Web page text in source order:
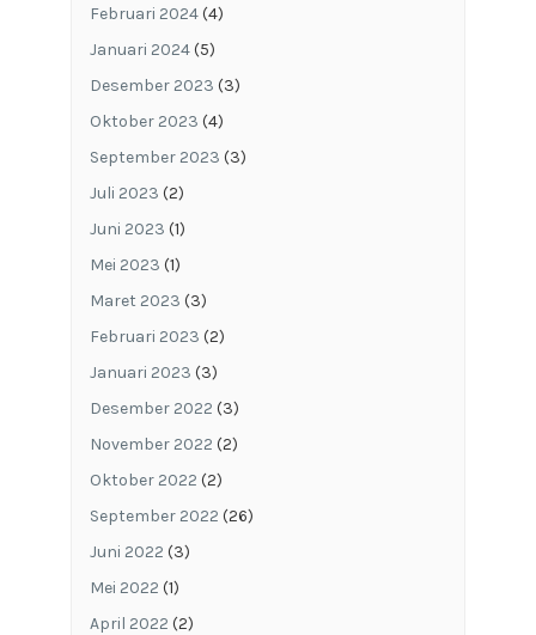
Februari 2024(4)
Januari 2024(5)
Desember 2023 (3)
Oktober 2023 (4)
September 2023 (3)
Juli 2023 (2)
Juni 2023 (1)
Mei 2023 (1)
Maret 2023 (3)
Februari 2023 (2)
Januari 2023 (3)
Desember 2022 (3)
November 2022 (2)
Oktober 2022 (2)
September 2022 (26)
Juni 2022 (3)
Mei 2022 (1)
April 2022 (2)